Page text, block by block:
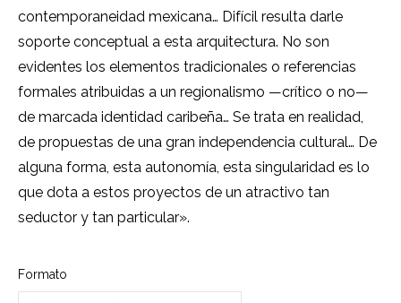
contemporaneidad mexicana… Difícil resulta darle
soporte conceptual a esta arquitectura. No son
evidentes los elementos tradicionales o referencias
formales atribuidas a un regionalismo —crítico o no—
de marcada identidad caribeña… Se trata en realidad,
de propuestas de una gran independencia cultural… De
alguna forma, esta autonomía, esta singularidad es lo
que dota a estos proyectos de un atractivo tan
seductor y tan particular».
Formato